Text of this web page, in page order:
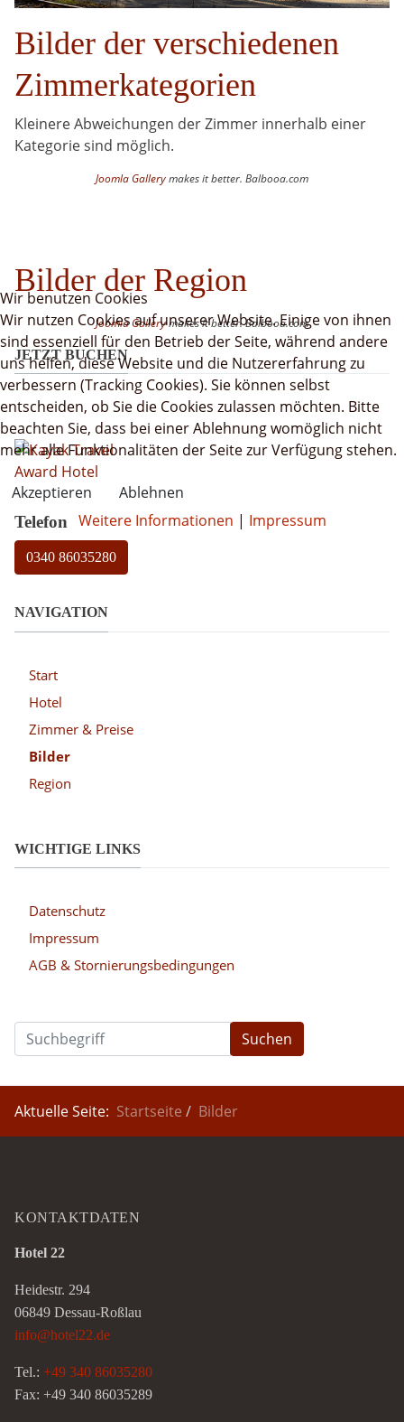
Bilder der verschiedenen
Zimmerkategorien
Kleinere Abweichungen der Zimmer innerhalb einer
Kategorie sind möglich.
Joomla Gallerymakes it better. Balbooa.com
Bilder der Region
Joomla Gallerymakes it better. Balbooa.com
JETZT BUCHEN
Telefon
0340 86035280
NAVIGATION
Start
Hotel
Zimmer & Preise
Bilder
Region
WICHTIGE LINKS
Datenschutz
Impressum
AGB & Stornierungsbedingungen
Suchen
Aktuelle Seite: Startseite Bilder
KONTAKTDATEN
Hotel 22
Heidestr. 294
06849 Dessau-Roßlau
info@hotel22.de
Tel.: +49 340 86035280
Fax: +49 340 86035289
Wir benutzen Cookies
Wir nutzen Cookies auf unserer Website. Einige von ihnen
sind essenziell für den Betrieb der Seite, während andere
uns helfen, diese Website und die Nutzererfahrung zu
verbessern (Tracking Cookies). Sie können selbst
entscheiden, ob Sie die Cookies zulassen möchten. Bitte
beachten Sie, dass bei einer Ablehnung womöglich nicht
mehr alle Funktionalitäten der Seite zur Verfügung stehen.
Akzeptieren
Ablehnen
Weitere Informationen | Impressum